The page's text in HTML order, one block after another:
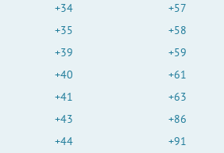
+34
+35
+39
+40
+41
+43
+44
+57
+58
+59
+61
+63
+86
+91